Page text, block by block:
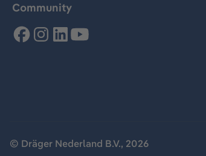
Community
© Dräger Nederland B.V., 2026